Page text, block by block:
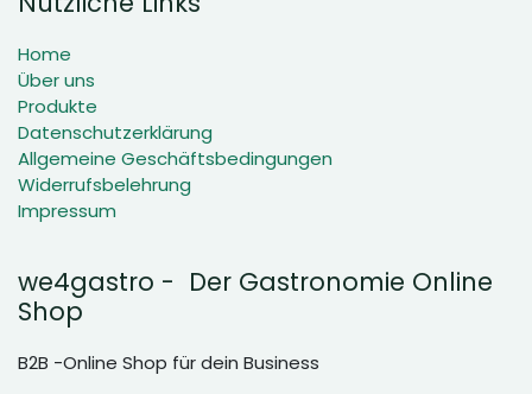
Home
Über uns
Produkte
Datenschutzerklärung
Allgemeine Geschäftsbedingungen
Widerrufsbelehrung
Impressum
we4gastro - Der Gastronomie Online
Shop
B2B -Online Shop für dein Business